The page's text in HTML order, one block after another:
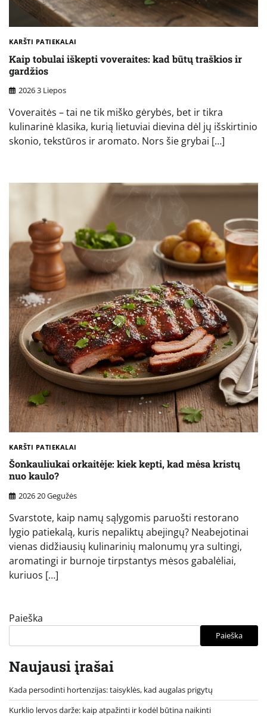
KARŠTI PATIEKALAI
Kaip tobulai iškepti voveraites: kad būtų traškios ir
gardžios
2026 3 Liepos
Voveraitės – tai ne tik miško gėrybės, bet ir tikra
kulinarinė klasika, kurią lietuviai dievina dėl jų išskirtinio
skonio, tekstūros ir aromato. Nors šie grybai […]
KARŠTI PATIEKALAI
Šonkauliukai orkaitėje: kiek kepti, kad mėsa kristų
nuo kaulo?
2026 20 Gegužės
Svarstote, kaip namų sąlygomis paruošti restorano
lygio patiekalą, kuris nepaliktų abejingų? Neabejotinai
vienas didžiausių kulinarinių malonumų yra sultingi,
aromatingi ir burnoje tirpstantys mėsos gabalėliai,
kuriuos […]
Paieška
Paieška
Naujausi įrašai
Kada persodinti hortenzijas: taisyklės, kad augalas prigytų
Kurklio lervos darže: kaip atpažinti ir kodėl būtina naikinti